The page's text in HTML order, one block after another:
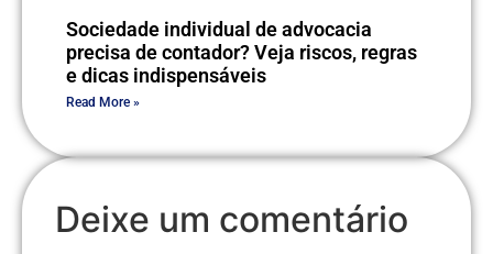
Sociedade individual de advocacia
precisa de contador? Veja riscos, regras
e dicas indispensáveis
Read More »
Deixe um comentário